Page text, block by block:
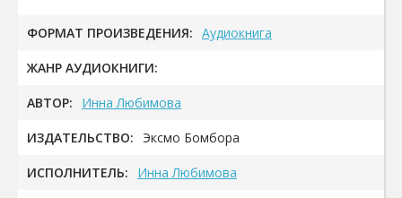
ФОРМАТ ПРОИЗВЕДЕНИЯ: Аудиокнига
ЖАНР АУДИОКНИГИ:
АВТОР: Инна Любимова
ИЗДАТЕЛЬСТВО: Эксмо Бомбора
ИСПОЛНИТЕЛЬ: Инна Любимова